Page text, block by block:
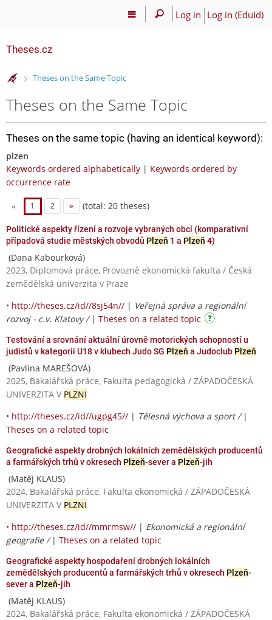
Log in Log in (EduId)
Theses.cz
>
Theses on the Same Topic
Theses on the Same Topic
Theses on the same topic (having an identical keyword):
plzen
Keywords ordered alphabetically | Keywords ordered by
occurrence rate
« 1 2 » (total: 20 theses)
Politické aspekty řízení a rozvoje vybraných obcí (komparativní
případová studie městských obvodů Plzeň 1 a Plzeň 4)
(Dana Kabourková)
2023, Diplomová práce, Provozně ekonomická fakulta / Česká
zemědělská univerzita v Praze
• http://theses.cz/id//8sj54n// | Veřejná správa a regionální
rozvoj - c.v. Klatovy / | Theses on a related topic
Testování a srovnání aktuální úrovně motorických schopností u
judistů v kategorii U18 v klubech Judo SG Plzeň a Judoclub Plzeň
(Pavlína MAREŠOVÁ)
2025, Bakalářská práce, Fakulta pedagogická / ZÁPADOČESKÁ
UNIVERZITA V PLZNI
• http://theses.cz/id//ugpg45// | Tělesná výchova a sport / |
Theses on a related topic
Geografické aspekty drobných lokálních zemědělských producentů
a farmářských trhů v okresech Plzeň-sever a Plzeň-jih
(Matěj KLAUS)
2024, Bakalářská práce, Fakulta ekonomická / ZÁPADOČESKÁ
UNIVERZITA V PLZNI
• http://theses.cz/id//mmrmsw// | Ekonomická a regionální
geografie / | Theses on a related topic
Geografické aspekty hospodaření drobných lokálních
zemědělských producentů a farmářských trhů v okresech Plzeň-
sever a Plzeň-jih
(Matěj KLAUS)
2024, Bakalářská práce, Fakulta ekonomická / ZÁPADOČESKÁ